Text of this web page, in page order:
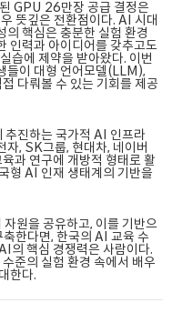
GPU 26만장 공급 결정은
뜻깊은 전환점이다. AI 시대
의 핵심은 충분한 실험 환경
인력과 아이디어를 갖추고도
습에 제약을 받아왔다. 이번
들이 대형 언어모델(LLM),
다뤄볼 수 있는 기회를 제공
추진하는 국가적 AI 인프라
자, SK그룹, 현대차, 네이버
과 연구에 개방적 형태로 활
형 AI 인재 생태계의 기반을
원을 공유하고, 이를 기반으
한다면, 한국의 AI 교육 수
의 핵심 경쟁력은 사람이다.
준의 실험 환경 속에서 배우
한다.